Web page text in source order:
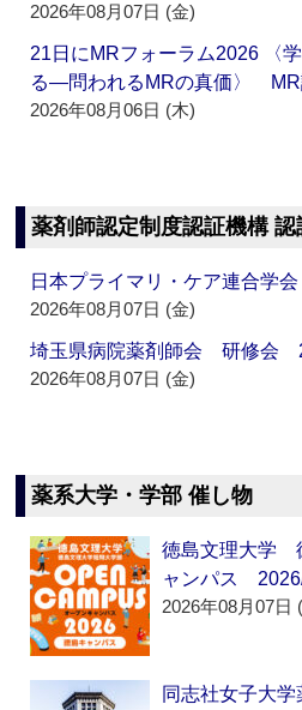
2026年08月07日 (金)
21日にMRフォーラム2026 〈
る―問われるMRの真価〉 MR
2026年08月06日 (木)
薬剤師認定制度認証機構
日本プライマリ・ケア連合
2026年08月07日 (金)
埼玉県病院薬剤師会 研修会
2026年08月07日 (金)
薬系大学・学部 催し物
徳島文理大学
ャンパス
2026年08月07日
同志社女子大